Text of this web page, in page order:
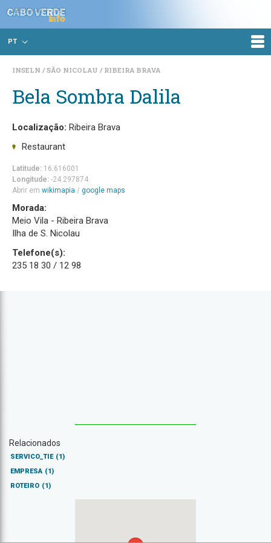
PT
INSELN SÃO NICOLAU RIBEIRA BRAVA
Bela Sombra Dalila
Localização: Ribeira Brava
Restaurant
Latitude: 16.616001
Longitude: -24.297874
Abrir em wikimapia / google maps
Morada:
Meio Vila - Ribeira Brava
Ilha de S. Nicolau
Telefone(s):
235 18 30 / 12 98
Relacionados
SERVICO_TIE (1)
EMPRESA (1)
ROTEIRO (1)